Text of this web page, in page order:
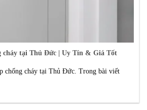
cháy tại Thủ Đức | Uy Tín & Giá Tốt
chống cháy tại Thủ Đức. Trong bài viết